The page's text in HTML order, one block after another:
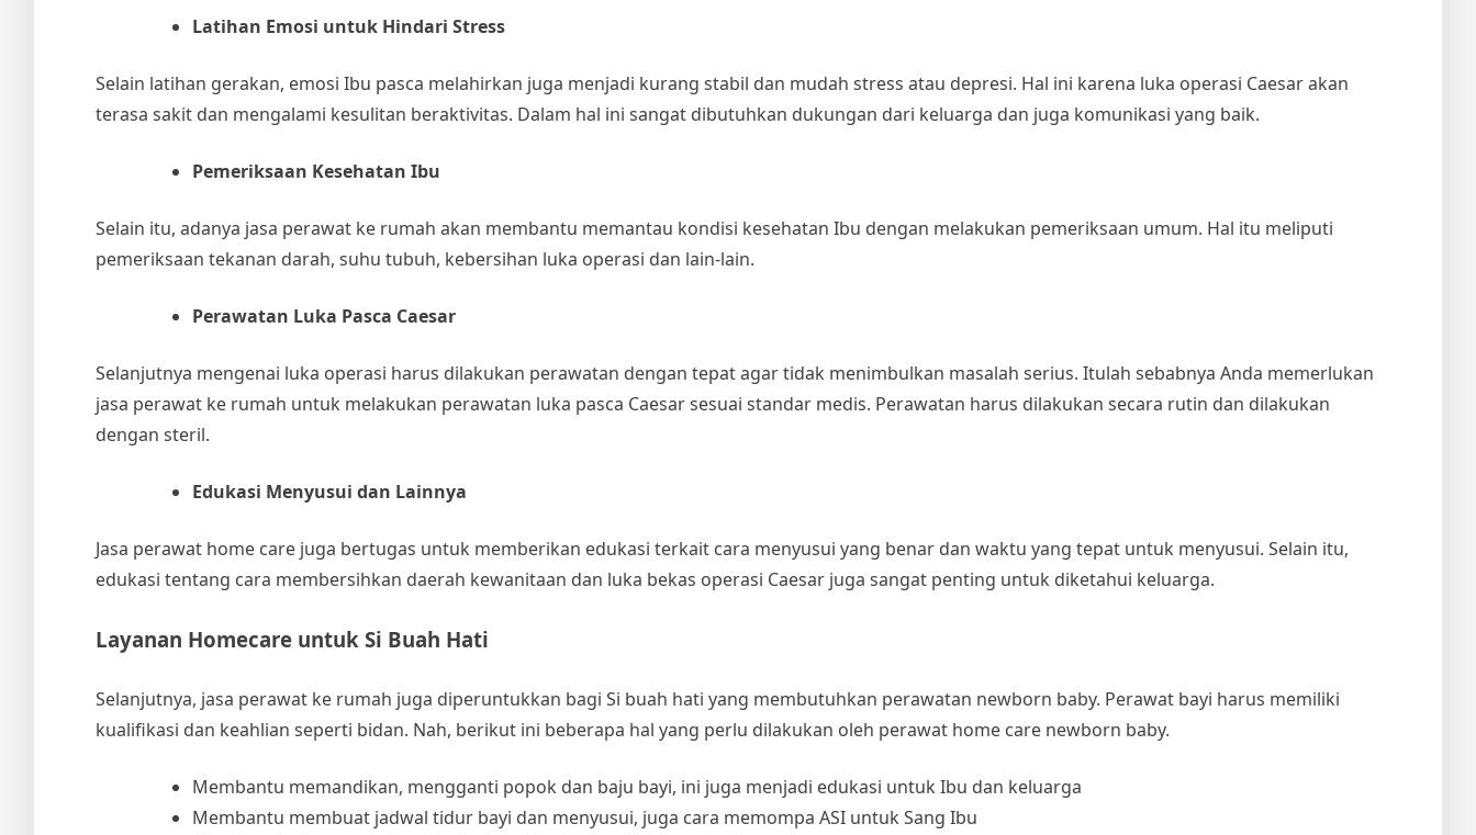
Latihan Emosi untuk Hindari Stress
Selain latihan gerakan, emosi Ibu pasca melahirkan juga menjadi kurang stabil dan mudah stress atau depresi. Hal ini karena luka operasi Caesar akan
terasa sakit dan mengalami kesulitan beraktivitas. Dalam hal ini sangat dibutuhkan dukungan dari keluarga dan juga komunikasi yang baik.
Pemeriksaan Kesehatan Ibu
Selain itu, adanya jasa perawat ke rumah akan membantu memantau kondisi kesehatan Ibu dengan melakukan pemeriksaan umum. Hal itu meliputi
pemeriksaan tekanan darah, suhu tubuh, kebersihan luka operasi dan lain-lain.
Perawatan Luka Pasca Caesar
Selanjutnya mengenai luka operasi harus dilakukan perawatan dengan tepat agar tidak menimbulkan masalah serius. Itulah sebabnya Anda memerlukan
jasa perawat ke rumah untuk melakukan perawatan luka pasca Caesar sesuai standar medis. Perawatan harus dilakukan secara rutin dan dilakukan
dengan steril.
Edukasi Menyusui dan Lainnya
Jasa perawat home care juga bertugas untuk memberikan edukasi terkait cara menyusui yang benar dan waktu yang tepat untuk menyusui. Selain itu,
edukasi tentang cara membersihkan daerah kewanitaan dan luka bekas operasi Caesar juga sangat penting untuk diketahui keluarga.
Layanan Homecare untuk Si Buah Hati
Selanjutnya, jasa perawat ke rumah juga diperuntukkan bagi Si buah hati yang membutuhkan perawatan newborn baby. Perawat bayi harus memiliki
kualifikasi dan keahlian seperti bidan. Nah, berikut ini beberapa hal yang perlu dilakukan oleh perawat home care newborn baby.
Membantu memandikan, mengganti popok dan baju bayi, ini juga menjadi edukasi untuk Ibu dan keluarga
Membantu membuat jadwal tidur bayi dan menyusui, juga cara memompa ASI untuk Sang Ibu